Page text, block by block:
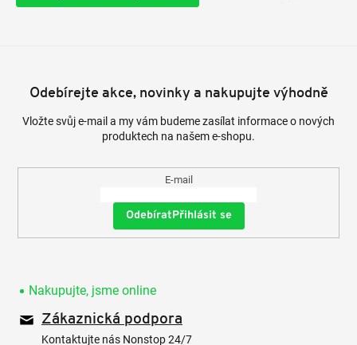
Odebírejte akce, novinky a nakupujte výhodně
Vložte svůj e-mail a my vám budeme zasílat informace o nových
produktech na našem e-shopu.
E-mail
Přihlásit se
Nakupujte, jsme online
Zákaznická podpora
Kontaktujte nás Nonstop 24/7